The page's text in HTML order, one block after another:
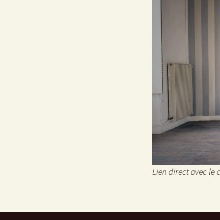
Lien direct avec le